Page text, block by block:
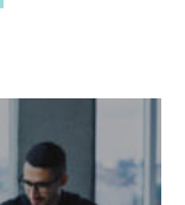
tuotteella
on